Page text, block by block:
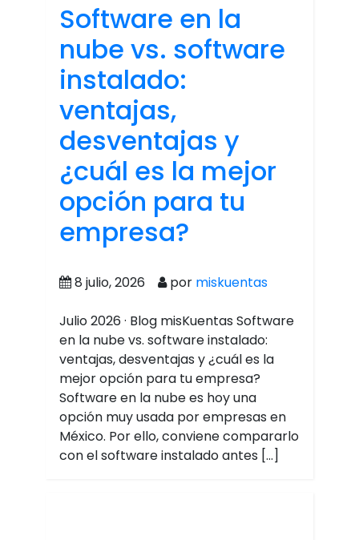
Software en la
nube vs. software
instalado:
ventajas,
desventajas y
¿cuál es la mejor
opción para tu
empresa?
8 julio, 2026 por miskuentas
Julio 2026 · Blog misKuentas Software
en la nube vs. software instalado:
ventajas, desventajas y ¿cuál es la
mejor opción para tu empresa?
Software en la nube es hoy una
opción muy usada por empresas en
México. Por ello, conviene compararlo
con el software instalado antes […]